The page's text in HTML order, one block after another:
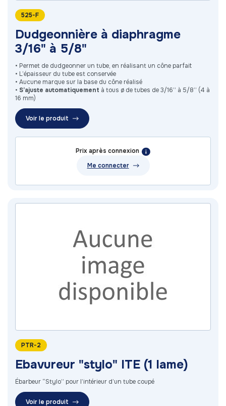
525-F
Dudgeonnière à diaphragme
3/16" à 5/8"
• Permet de dudgeonner un tube, en réalisant un cône parfait
• L’épaisseur du tube est conservée
• Aucune marque sur la base du cône réalisé
• S’ajuste automatiquement à tous ø de tubes de 3/16’’ à 5/8’’ (4 à
16 mm)
Voir le produit
Prix après connexion
Me connecter
PTR-2
Ebavureur "stylo" ITE (1 lame)
Ébarbeur “Stylo” pour l’intérieur d’un tube coupé
Voir le produit